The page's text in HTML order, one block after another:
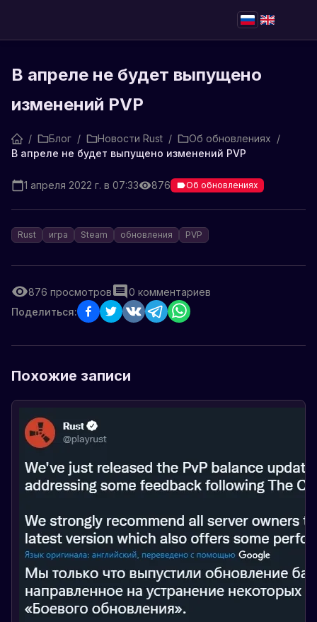
В апреле не будет выпущено
изменений PVP
/ Блог / Новости Rust / Об обновлениях /
В апреле не будет выпущено изменений PVP
1 апреля 2022 г. в 07:33 876 Об обновлениях
Rust игра Steam обновления PVP
876 просмотров 0 комментариев
Поделиться:
Похожие записи